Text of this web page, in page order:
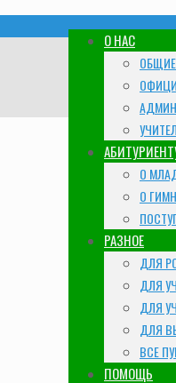
О НАС
О
О
РАЗНОЕ
ДЛЯ
ДЛЯ
ДЛЯ
ДЛЯ
ВСЕ
ПОМОЩЬ